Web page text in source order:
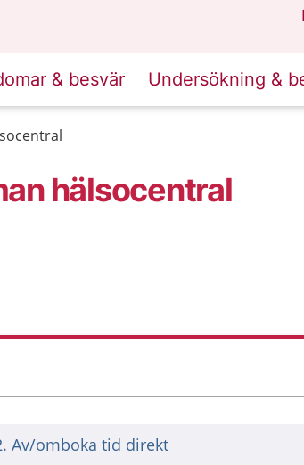
& besvär Undersökning &
hälsocentral
Av/omboka tid direkt